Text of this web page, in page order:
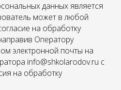
данных является
может в любой
на обработку
Оператору
электронной почты на
info@shkolarodov.ru с
на обработку